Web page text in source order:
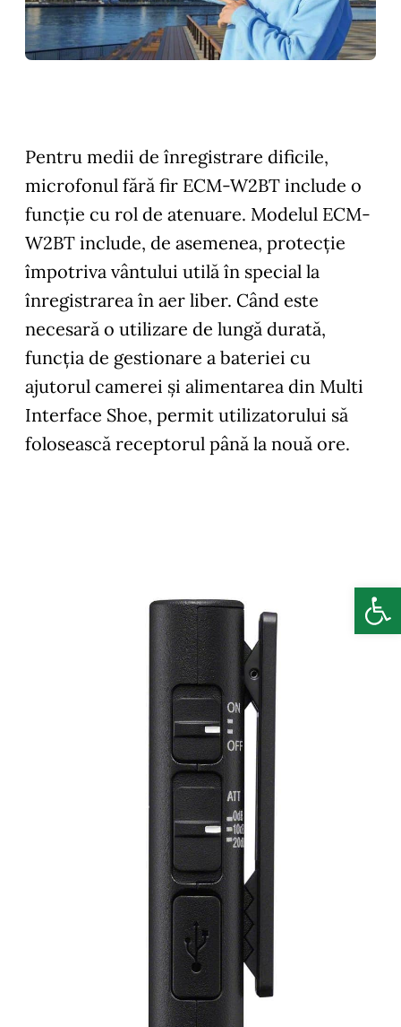
Pentru medii de înregistrare dificile,
microfonul fără fir ECM-W2BT include o
funcție cu rol de atenuare. Modelul ECM-
W2BT include, de asemenea, protecție
împotriva vântului utilă în special la
înregistrarea în aer liber. Când este
necesară o utilizare de lungă durată,
funcția de gestionare a bateriei cu
ajutorul camerei și alimentarea din Multi
Interface Shoe, permit utilizatorului să
folosească receptorul până la nouă ore.